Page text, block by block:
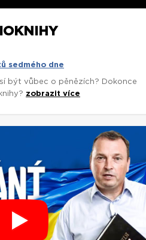
sedmého dne
být vůbec o pěnězích? Dokonce
zobrazit více